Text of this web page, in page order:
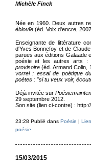
Michèle Finck
Née en 1960. Deux autres
éblouïe (éd. Voix d'encre,
Enseignante de littérature
d'Yves Bonnefoy et de
parues aux éditions Galaade
poésie et les autres arts :
provisoire(éd. Armand Colin,
vorrei : essai de poétique
poètes : "si tu veux voir,
Déjà invitée sur
29 septembre 2012.
Son site (lien ci-contre) :
23:28 Publié dans Poésie |
poésie
15/03/2015